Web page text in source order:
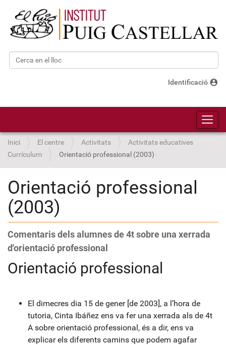
Cerca
Identificació account_circle
Inici El centre Activitats
Activitats educatives
Currículum
Orientació professional (2003)
Orientació professional
(2003)
Comentaris dels alumnes de 4t sobre una xerrada
d'orientació professional
Orientació professional
El dimecres dia 15 de gener [de 2003], a l’hora de
tutoria, Cinta Ibáñez ens va fer una xerrada als de 4t
A sobre orientació professional, és a dir, ens va
explicar els diferents camins que podem agafar